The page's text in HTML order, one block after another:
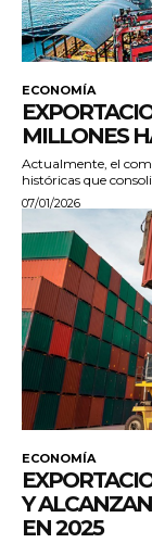
ECONOMÍA
MILLONES
Actualmente, el
históricas que
07/01/2026
ECONOMÍA
Y
EN 2025